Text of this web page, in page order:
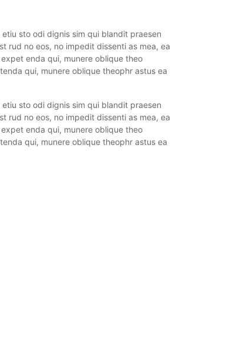
sto odi dignis sim qui blandit praesen
rud no eos, no impedit dissenti as mea, ea
enda qui, munere oblique theo
qui, munere oblique theophr astus ea
sto odi dignis sim qui blandit praesen
rud no eos, no impedit dissenti as mea, ea
enda qui, munere oblique theo
qui, munere oblique theophr astus ea